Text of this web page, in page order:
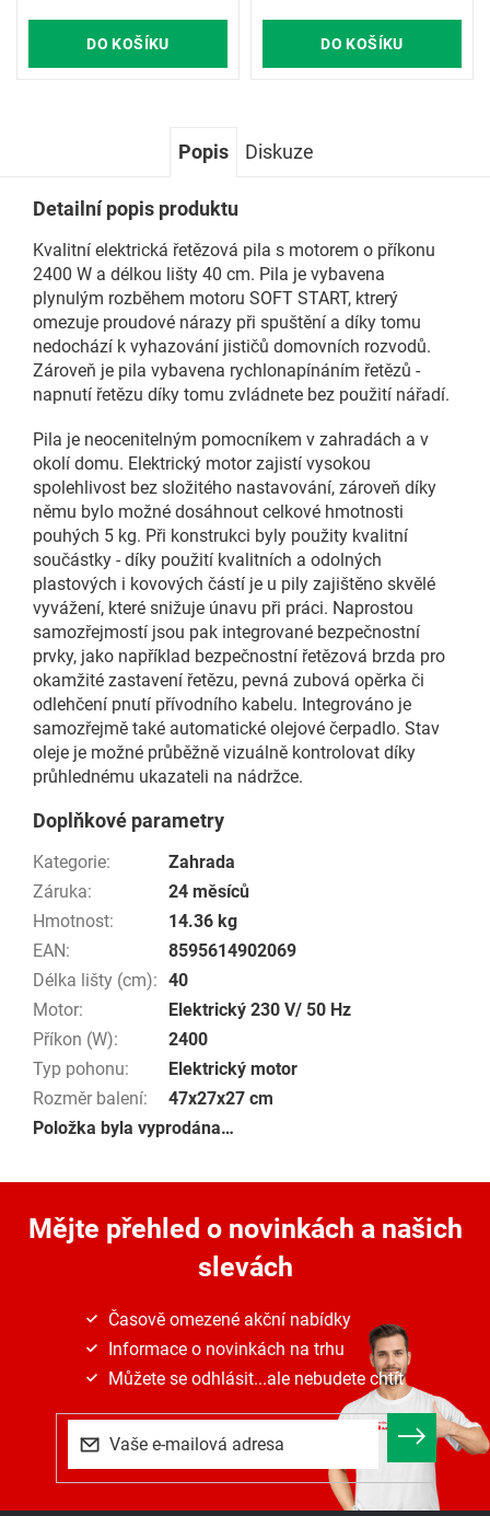
DO KOŠÍKU DO KOŠÍKU
Popis Diskuze
Detailní popis produktu
Kvalitní elektrická řetězová pila s motorem o příkonu
2400 W a délkou lišty 40 cm. Pila je vybavena
plynulým rozběhem motoru SOFT START, ktrerý
omezuje proudové nárazy při spuštění a díky tomu
nedochází k vyhazování jističů domovních rozvodů.
Zároveň je pila vybavena rychlonapínáním řetězů -
napnutí řetězu díky tomu zvládnete bez použití nářadí.
Pila je neocenitelným pomocníkem v zahradách a v
okolí domu. Elektrický motor zajistí vysokou
spolehlivost bez složitého nastavování, zároveň díky
němu bylo možné dosáhnout celkové hmotnosti
pouhých 5 kg. Při konstrukci byly použity kvalitní
součástky - díky použití kvalitních a odolných
plastových i kovových částí je u pily zajištěno skvělé
vyvážení, které snižuje únavu při práci. Naprostou
samozřejmostí jsou pak integrované bezpečnostní
prvky, jako například bezpečnostní řetězová brzda pro
okamžité zastavení řetězu, pevná zubová opěrka či
odlehčení pnutí přívodního kabelu. Integrováno je
samozřejmě také automatické olejové čerpadlo. Stav
oleje je možné průběžně vizuálně kontrolovat díky
průhlednému ukazateli na nádržce.
Doplňkové parametry
Kategorie:
Zahrada
Záruka:
24 měsíců
Hmotnost:
14.36 kg
EAN:
8595614902069
Délka lišty (cm): 40
Motor:
Elektrický 230 V/ 50 Hz
Příkon (W):
2400
Typ pohonu:
Elektrický motor
Rozměr balení:
47x27x27 cm
Položka byla vyprodána…
Mějte přehled o novinkách a našich
slevách
Časově omezené akční nabídky
Informace o novinkách na trhu
Můžete se odhlásit...ale nebudete chtít